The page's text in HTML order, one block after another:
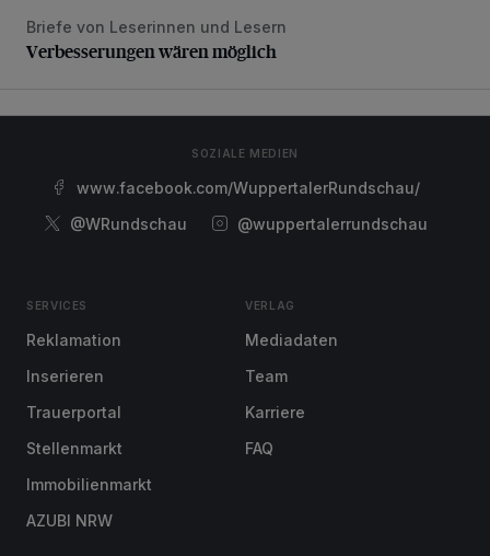
Verbesserungen wären möglich
Briefe von Leserinnen und Lesern
Verbesserungen wären möglich
SOZIALE MEDIEN
www.facebook.com/WuppertalerRundschau/
@WRundschau
@wuppertalerrundschau
SERVICES
Reklamation
Inserieren
Trauerportal
Stellenmarkt
Immobilienmarkt
AZUBI NRW
VERLAG
Mediadaten
Team
Karriere
FAQ